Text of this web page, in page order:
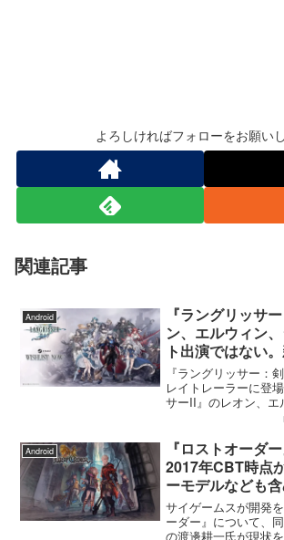
よろしければフォローをお願い
関連記事
Android
『ラングリッサ
ン、エルウィン
ト出演ではない
要な役割を担う
『ラングリッサー：
レイトレーラーに登
サーII』のレオン、エ
は、単なるファンサ
を担う。ファミ通の
で本作のプロデュー
Android
『ロストオーダ
2017年CBT時点
ーモデルなども
作り直し
サイゲームスが開発
ーダー』について、
の渡邊耕一氏が現状